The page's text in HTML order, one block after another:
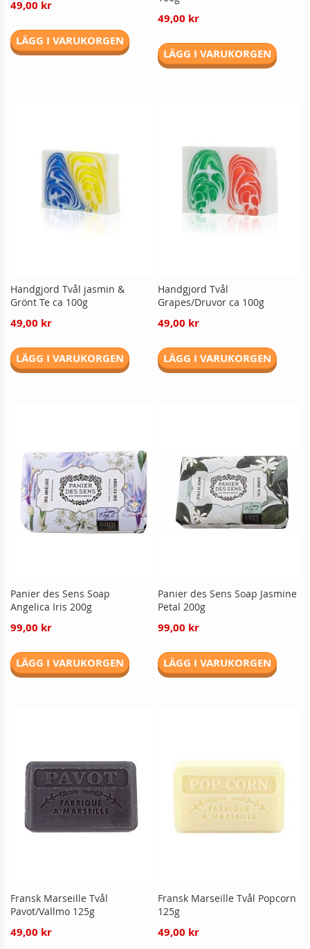
49,00 kr
LÄGG I VARUKORGEN
49,00 kr
LÄGG I VARUKORGEN
Handgjord Tvål jasmin &
Grönt Te ca 100g
49,00 kr
LÄGG I VARUKORGEN
Handgjord Tvål
Grapes/Druvor ca 100g
49,00 kr
LÄGG I VARUKORGEN
Panier des Sens Soap
Angelica Iris 200g
99,00 kr
LÄGG I VARUKORGEN
Panier des Sens Soap Jasmine
Petal 200g
99,00 kr
LÄGG I VARUKORGEN
Fransk Marseille Tvål
Pavot/Vallmo 125g
49,00 kr
Fransk Marseille Tvål Popcorn
125g
49,00 kr